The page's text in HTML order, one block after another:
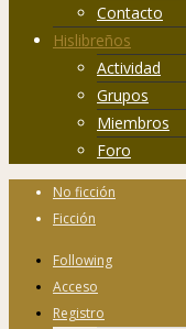
Contacto
Hislibreños
Actividad
Grupos
Miembros
Foro
No ficción
Ficción
Following
Acceso
Registro